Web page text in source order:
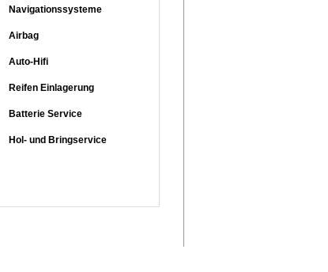
Navigationssysteme
Airbag
Auto-Hifi
Reifen Einlagerung
Batterie Service
Hol- und Bringservice